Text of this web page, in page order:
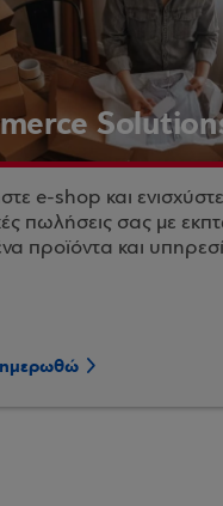
e-shop και ενισχύστε
πωλήσεις σας με
προϊόντα και